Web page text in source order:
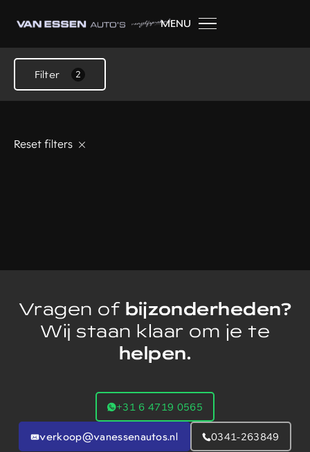
MENU
Filter 2
Reset filters
Vragen ofbijzonderheden?
Wij staan klaar om je te
helpen.
+31 6 4719 0565
verkoop@vanessenautos.nl 0341-263849